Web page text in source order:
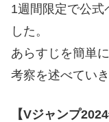
1週間限定で公式
した。
あらすじを簡単
考察を述べていき
【Vジャンプ